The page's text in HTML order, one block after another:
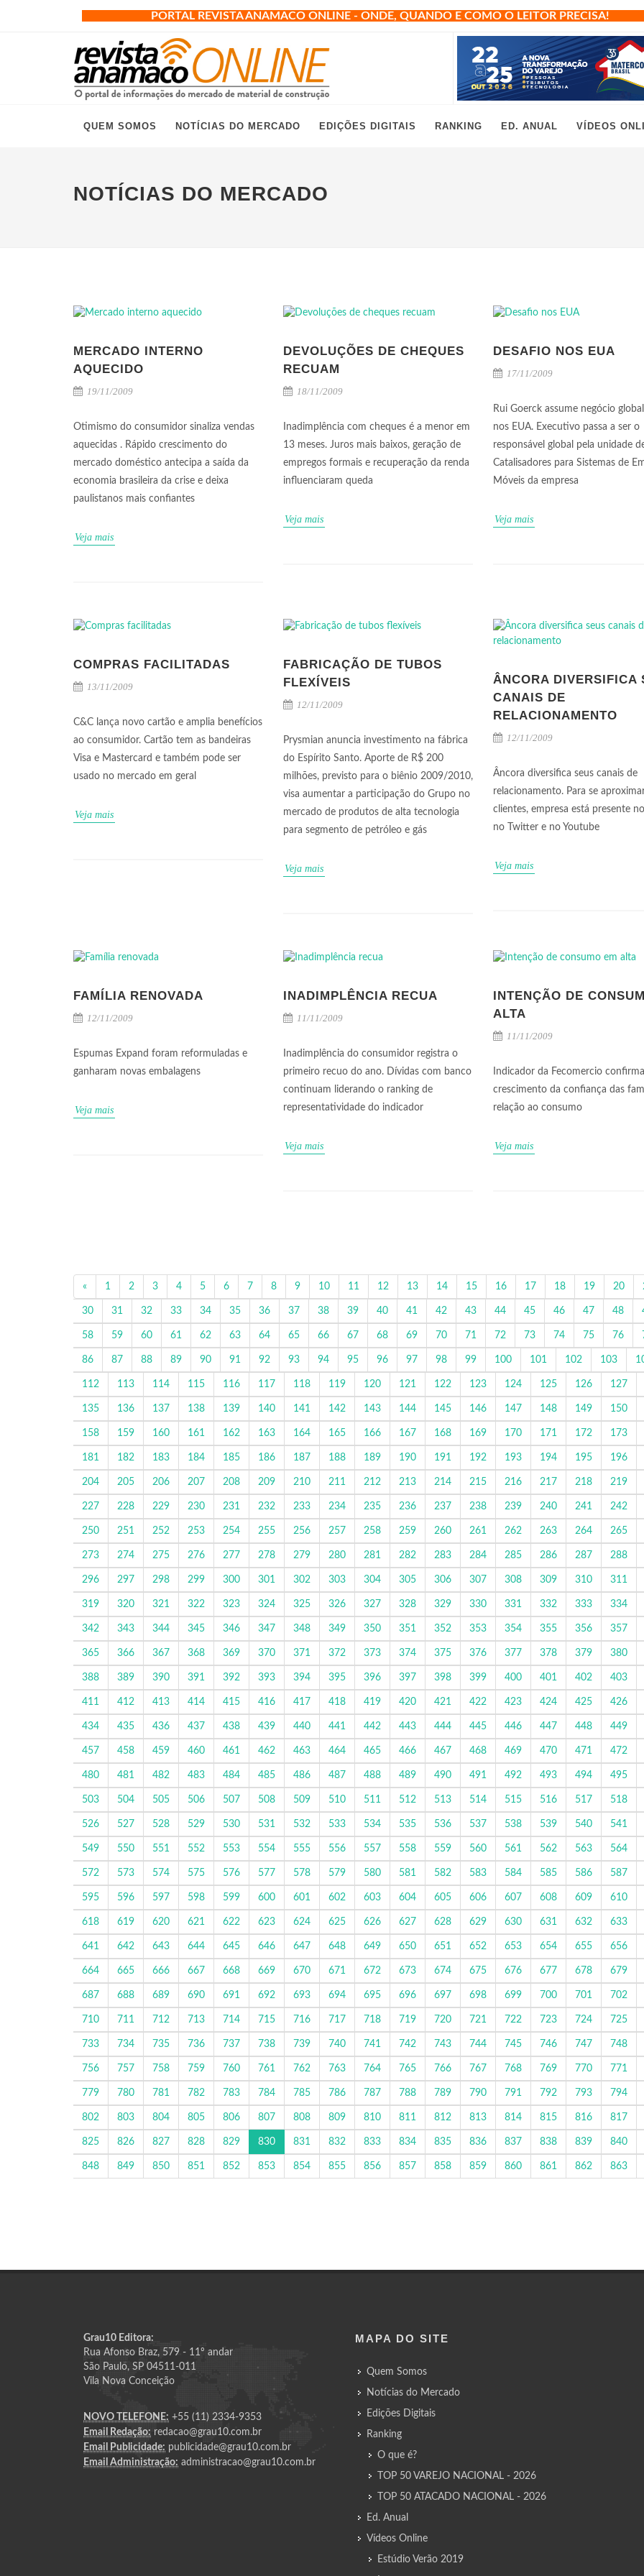
PORTAL REVISTA ANAMACO ONLINE - ONDE, QUANDO E COMO O LEITOR PRECISA!
QUEM SOMOS NOTÍCIAS DO MERCADO EDIÇÕES DIGITAIS RANKING ED. ANUAL VÍDEOS
NOTÍCIAS DO MERCADO
MERCADO INTERNO
AQUECIDO
19/11/2009
Otimismo do consumidor sinaliza vendas
aquecidas . Rápido crescimento do
mercado doméstico antecipa a saída da
economia brasileira da crise e deixa
paulistanos mais confiantes
Veja mais
DEVOLUÇÕES DE CHEQUES
RECUAM
18/11/2009
Inadimplência com cheques é a menor em
13 meses. Juros mais baixos, geração de
empregos formais e recuperação da renda
influenciaram queda
Veja mais
DESAFIO NOS EUA
17/11/2009
Rui Goerck assume negócio
nos EUA. Executivo passa a ser o
responsável global pela unidade
Catalisadores para Sistemas de
Móveis da empresa
Veja mais
COMPRAS FACILITADAS
13/11/2009
C&C lança novo cartão e amplia benefícios
ao consumidor. Cartão tem as bandeiras
Visa e Mastercard e também pode ser
usado no mercado em geral
Veja mais
FABRICAÇÃO DE TUBOS
FLEXÍVEIS
12/11/2009
Prysmian anuncia investimento na fábrica
do Espírito Santo. Aporte de R$ 200
milhões, previsto para o biênio 2009/2010,
visa aumentar a participação do Grupo no
mercado de produtos de alta tecnologia
para segmento de petróleo e gás
Veja mais
ÂNCORA DIVERSIFICA
CANAIS DE
RELACIONAMENTO
12/11/2009
Âncora diversifica seus canais de
relacionamento. Para se
clientes, empresa está presente
no Twitter e no Youtube
Veja mais
FAMÍLIA RENOVADA
12/11/2009
Espumas Expand foram reformuladas e
ganharam novas embalagens
Veja mais
INADIMPLÊNCIA RECUA
11/11/2009
Inadimplência do consumidor registra o
primeiro recuo do ano. Dívidas com banco
continuam liderando o ranking de
representatividade do indicador
Veja mais
INTENÇÃO DE
ALTA
11/11/2009
Indicador da Fecomercio
crescimento da confiança das
relação ao consumo
Veja mais
« 1 2 3 4 5 6 7 8 9 10 11 12 13 14 15 16 17 18 19 20
30 31 32 33 34 35 36 37 38 39 40 41 42 43 44 45 46 47 48
58 59 60 61 62 63 64 65 66 67 68 69 70 71 72 73 74 75 76
86 87 88 89 90 91 92 93 94 95 96 97 98 99 100 101 102 103
112 113 114 115 116 117 118 119 120 121 122 123 124 125 126 127
135 136 137 138 139 140 141 142 143 144 145 146 147 148 149 150
158 159 160 161 162 163 164 165 166 167 168 169 170 171 172 173
181 182 183 184 185 186 187 188 189 190 191 192 193 194 195 196
204 205 206 207 208 209 210 211 212 213 214 215 216 217 218 219
227 228 229 230 231 232 233 234 235 236 237 238 239 240 241 242
250 251 252 253 254 255 256 257 258 259 260 261 262 263 264 265
273 274 275 276 277 278 279 280 281 282 283 284 285 286 287 288
296 297 298 299 300 301 302 303 304 305 306 307 308 309 310 311
319 320 321 322 323 324 325 326 327 328 329 330 331 332 333 334
342 343 344 345 346 347 348 349 350 351 352 353 354 355 356 357
365 366 367 368 369 370 371 372 373 374 375 376 377 378 379 380
388 389 390 391 392 393 394 395 396 397 398 399 400 401 402 403
411 412 413 414 415 416 417 418 419 420 421 422 423 424 425 426
434 435 436 437 438 439 440 441 442 443 444 445 446 447 448 449
457 458 459 460 461 462 463 464 465 466 467 468 469 470 471 472
480 481 482 483 484 485 486 487 488 489 490 491 492 493 494 495
503 504 505 506 507 508 509 510 511 512 513 514 515 516 517 518
526 527 528 529 530 531 532 533 534 535 536 537 538 539 540 541
549 550 551 552 553 554 555 556 557 558 559 560 561 562 563 564
572 573 574 575 576 577 578 579 580 581 582 583 584 585 586 587
595 596 597 598 599 600 601 602 603 604 605 606 607 608 609 610
618 619 620 621 622 623 624 625 626 627 628 629 630 631 632 633
641 642 643 644 645 646 647 648 649 650 651 652 653 654 655 656
664 665 666 667 668 669 670 671 672 673 674 675 676 677 678 679
687 688 689 690 691 692 693 694 695 696 697 698 699 700 701 702
710 711 712 713 714 715 716 717 718 719 720 721 722 723 724 725
733 734 735 736 737 738 739 740 741 742 743 744 745 746 747 748
756 757 758 759 760 761 762 763 764 765 766 767 768 769 770 771
779 780 781 782 783 784 785 786 787 788 789 790 791 792 793 794
802 803 804 805 806 807 808 809 810 811 812 813 814 815 816 817
825 826 827 828 829 830 831 832 833 834 835 836 837 838 839 840
848 849 850 851 852 853 854 855 856 857 858 859 860 861 862 863
Grau10 Editora:
Rua Afonso Braz, 579 - 11º andar
São Paulo, SP 04511-011
Vila Nova Conceição
NOVO TELEFONE: +55 (11) 2334-9353
Email Redação: redacao@grau10.com.br
Email Publicidade: publicidade@grau10.com.br
Email Administração: administracao@grau10.com.br
MAPA DO SITE
Quem Somos
Notícias do Mercado
Edições Digitais
Ranking
O que é?
TOP 50 VAREJO NACIONAL - 2026
TOP 50 ATACADO NACIONAL - 2026
Ed. Anual
Vídeos Online
Estúdio Verão 2019